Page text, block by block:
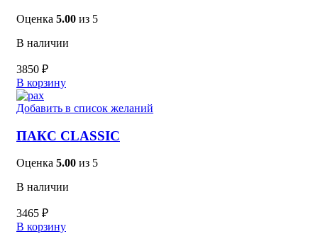
Оценка 5.00 из 5
В наличии
3850 ₽
В корзину
Добавить в список желаний
ПАКС CLASSIC
Оценка 5.00 из 5
В наличии
3465 ₽
В корзину